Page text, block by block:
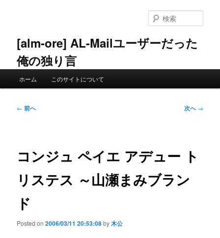
ン
へ
[alm-ore] AL-Mailユーザーだった
俺の独り言
索
ホーム このサイトについて
投
ー
ョ
ン
← 前へ 次へ→
コンジュ ペイエ アデュー ト
リステス ～山瀬まみブラン
ド
Posted on2006/03/11 20:53:08by木公